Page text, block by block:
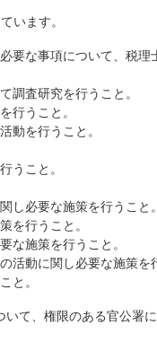
います。
要な事項について、税理
調査研究を行うこと。
行うこと。
動を行うこと。
うこと。
し必要な施策を行うこと。
を行うこと。
な施策を行うこと。
活動に関し必要な施策を
と。
て、権限のある官公署